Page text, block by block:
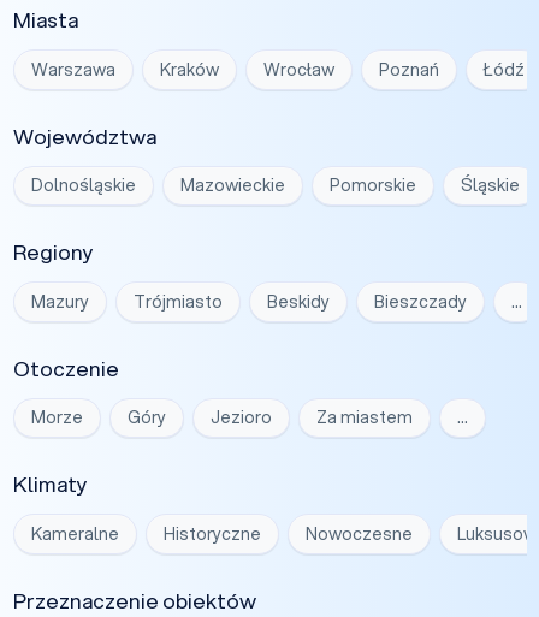
Miasta
Warszawa Kraków Wrocław Poznań Łódź
Województwa
Dolnośląskie Mazowieckie Pomorskie Śląskie
Regiony
Mazury Trójmiasto Beskidy Bieszczady …
Otoczenie
Morze Góry Jezioro Za miastem …
Klimaty
Kameralne Historyczne Nowoczesne
Przeznaczenie obiektów